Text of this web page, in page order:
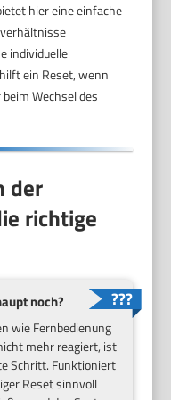
hier eine einfache
individuelle
ein Reset, wenn
Wechsel des
der
richtige
noch?
wie Fernbedienung
mehr reagiert, ist
Schritt. Funktioniert
Reset sinnvoll